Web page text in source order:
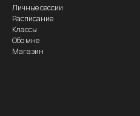
Личные сессии
Расписание
Классы
Обо мне
Магазин